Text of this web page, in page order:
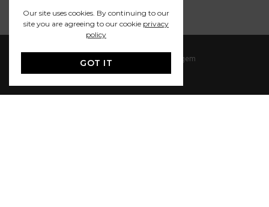
Stokerijstraat 29/c2, 2110 Wijnegem
Our site uses cookies. By continuing to our
site you are agreeing to our cookie privacy
policy
GOT IT